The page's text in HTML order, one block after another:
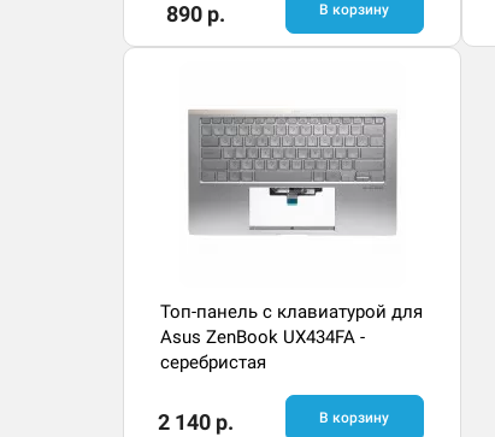
890 р. В корзину
Топ-панель с клавиатурой для
Asus ZenBook UX434FA -
серебристая
2 140 р. В корзину